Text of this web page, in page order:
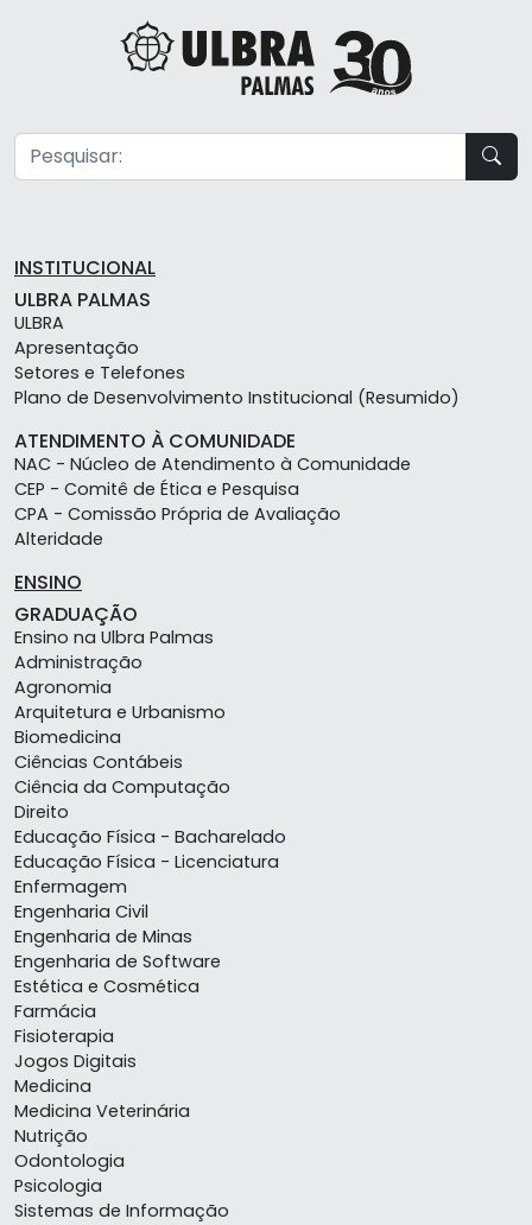
INSTITUCIONAL
ULBRA PALMAS
ULBRA
Apresentação
Setores e Telefones
Plano de Desenvolvimento Institucional (Resumido)
ATENDIMENTO À COMUNIDADE
NAC - Núcleo de Atendimento à Comunidade
CEP - Comitê de Ética e Pesquisa
CPA - Comissão Própria de Avaliação
Alteridade
ENSINO
GRADUAÇÃO
Ensino na Ulbra Palmas
Administração
Agronomia
Arquitetura e Urbanismo
Biomedicina
Ciências Contábeis
Ciência da Computação
Direito
Educação Física - Bacharelado
Educação Física - Licenciatura
Enfermagem
Engenharia Civil
Engenharia de Minas
Engenharia de Software
Estética e Cosmética
Farmácia
Fisioterapia
Jogos Digitais
Medicina
Medicina Veterinária
Nutrição
Odontologia
Psicologia
Sistemas de Informação